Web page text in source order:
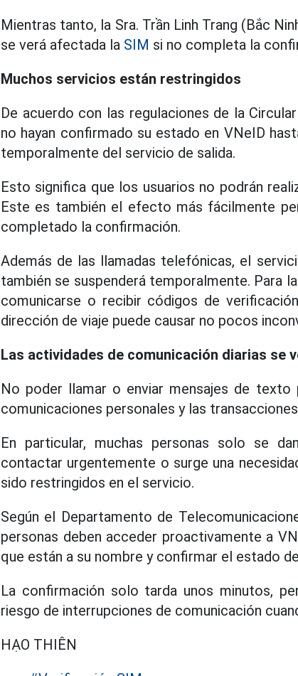
Mientras tanto, la Sra. Trần Linh Trang (Bắc
se verá afectada la SIM si no completa la
Muchos servicios están restringidos
De acuerdo con las regulaciones de la
no hayan confirmado su estado en VNeID
temporalmente del servicio de salida.
Esto significa que los usuarios no podrán
Este es también el efecto más fácilmente
completado la confirmación.
Además de las llamadas telefónicas, el
también se suspenderá temporalmente. Para
comunicarse o recibir códigos de
dirección de viaje puede causar no pocos
Las actividades de comunicación diarias se
No poder llamar o enviar mensajes de
comunicaciones personales y las
En particular, muchas personas solo se
contactar urgentemente o surge una
sido restringidos en el servicio.
Según el Departamento de
personas deben acceder proactivamente a
que están a su nombre y confirmar el estado
La confirmación solo tarda unos minutos,
riesgo de interrupciones de comunicación
HẠO THIÊN